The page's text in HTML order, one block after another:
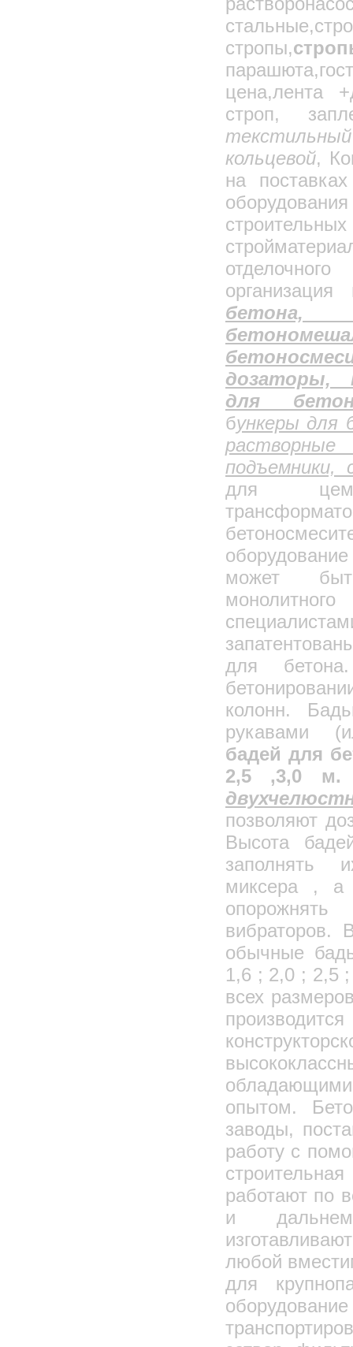
стропы,
цена,лента
строп,
кольцевой,
на поставках
бетона,
дозаторы,
для
бункеры для
для
может
для
колонн.
рукавами
бадей для
2,5 ,3,0 м.
позволяют
Высота
заполнять
миксера , а
вибраторов.
обычные
1,6 ; 2,0 ; 2,5
всех
опытом.
заводы,
работу с
работают по
и
любой
для